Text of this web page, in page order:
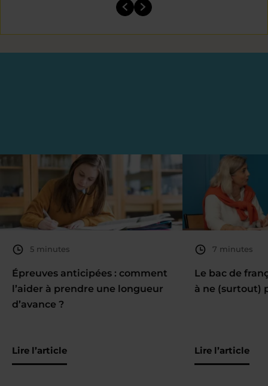
5 minutes
Épreuves anticipées : comment
l’aider à prendre une longueur
d’avance ?
Lire l’article
7 minutes
Le bac de
à ne (surtout)
Lire l’article